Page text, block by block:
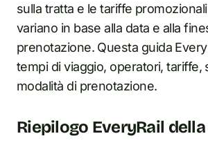
sulla tratta e le tariffe
variano in base alla data e alla
prenotazione. Questa guida
tempi di viaggio, operatori, tariffe,
modalità di prenotazione.
Riepilogo EveryRail